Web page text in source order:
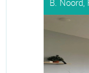
B. Noord,